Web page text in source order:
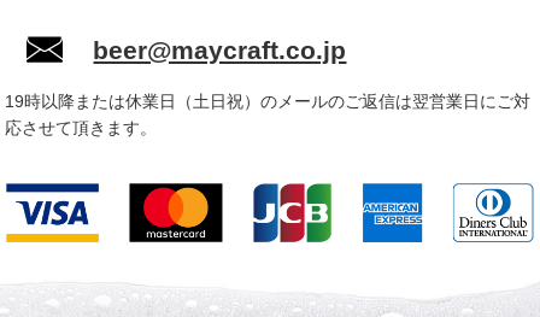
beer@maycraft.co.jp
19時以降または休業日（土日祝）のメールのご返信は翌営業日にご対
応させて頂きます。